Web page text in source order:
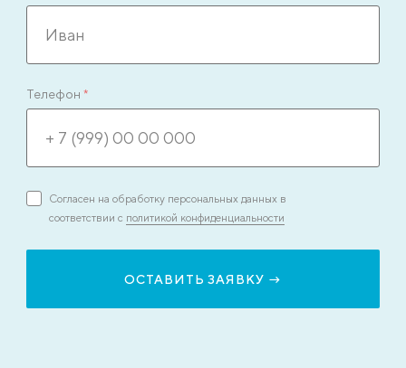
Телефон *
Согласен на обработку персональных данных в
соответствии с политикой конфиденциальности